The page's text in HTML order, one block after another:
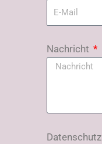
Nachricht
Datenschutz